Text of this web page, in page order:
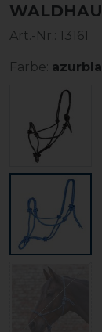
Art.-Nr.: 13161
Farbe: